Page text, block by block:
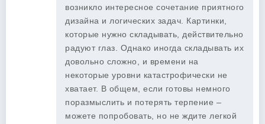
возникло интересное сочетание приятного
дизайна и логических задач. Картинки,
которые нужно складывать, действительно
радуют глаз. Однако иногда складывать их
довольно сложно, и времени на
некоторые уровни катастрофически не
хватает. В общем, если готовы немного
поразмыслить и потерять терпение –
можете попробовать, но не ждите легкой